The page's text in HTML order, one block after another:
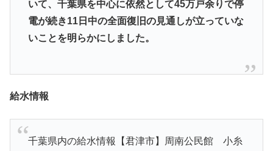
いて、千葉県を中心に依然として45万戸余りで停
電が続き11日中の全面復旧の見通しが立っていな
いことを明らかにしました。
給水情報
千葉県内の給水情報【君津市】周南公民館 小糸